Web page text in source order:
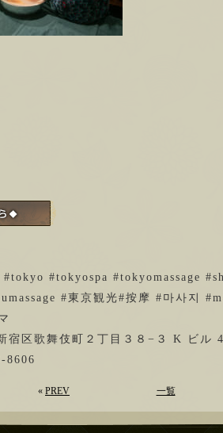
#tokyo #tokyospa #tokyomassage
#東京観光#按摩 #마사지
宿区歌舞伎町２丁目３８−３ K ビル
8606
« PREV 一覧